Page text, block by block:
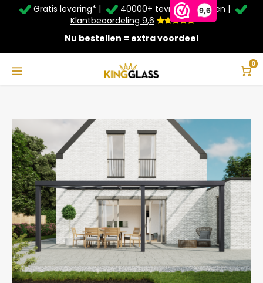
9,6
Service & Contact
Bezorging
Afhalen
Montage
Betaalmethoden
Garantie
Veelgestelde vragen
Taal
Deutsch
Gratis levering* |
40000+ tevreden klanten |
Klantbeoordeling 9,6
Nu bestellen = extra voordeel
0
Zomer Deals: Tot 20% kortingop schuifwanden en
veranda's +€20extra kassa korting*
Veranda | Glas | Antraciet | 7.06 x 3 meter